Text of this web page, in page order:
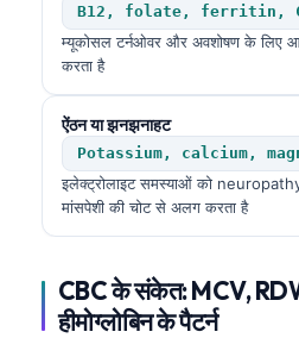
B12, folate, ferritin,
म्यूकोसल टर्नओवर और अवशोषण के लिए
करता है
ऐंठन या झनझनाहट
Potassium, calcium,
इलेक्ट्रोलाइट समस्याओं को
मांसपेशी की चोट से अलग करता है
CBC के संकेत: MCV,
हीमोग्लोबिन के पैटर्न
ဗမာစာ
አማርኛ
Українська
Català
Қазақ тілі